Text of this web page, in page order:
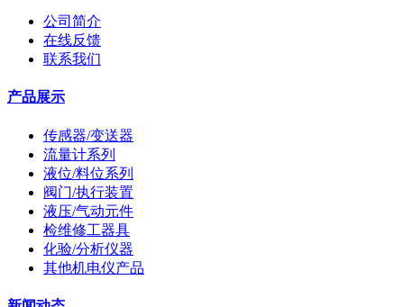
公司简介
在线反馈
联系我们
产品展示
传感器/变送器
流量计系列
液位/料位系列
阀门/执行装置
液压/气动元件
检维修工器具
化验/分析仪器
其他机电仪产品